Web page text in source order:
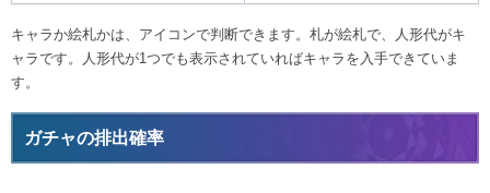
キャラか絵札かは、アイコンで判断できます。札が絵札で、人形代がキ
ャラです。人形代が1つでも表示されていればキャラを入手できていま
す。
ガチャの排出確率